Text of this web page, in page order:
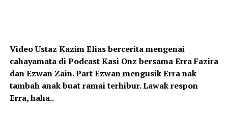
Video Ustaz Kazim Elias bercerita mengenai
cahayamata di Podcast Kasi Onz bersama Erra Fazira
dan Ezwan Zain. Part Ezwan mengusik Erra nak
tambah anak buat ramai terhibur. Lawak respon
Erra, haha..